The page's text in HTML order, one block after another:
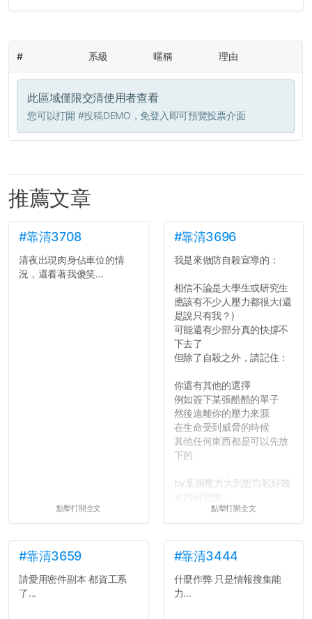
# 系級 暱稱 理由
此區域僅限交清使用者查看
您可以打開 #投稿DEMO ，免登入即可預覽投票介面
推薦文章
#靠清3708
清夜出現肉身佔車位的情
況，還看著我傻笑...
點擊打開全文
#靠清3696
我是來做防自殺宣導的：
相信不論是大學生或研究生
應該有不少人壓力都很大(還
是說只有我？)
可能還有少部分真的快撐不
下去了
但除了自殺之外，請記住：
你還有其他的選擇
例如簽下某張酷酷的單子
然後遠離你的壓力來源
在生命受到威脅的時候
其他任何東西都是可以先放
下的
by某個壓力大到想自殺好幾
點擊打開全文
#靠清3659
請愛用密件副本 都資工系
了...
#靠清3444
什麼作弊 只是情報搜集能
力...